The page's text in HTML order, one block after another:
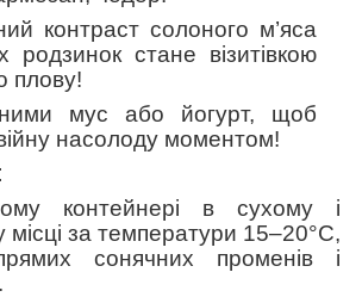
контраст солоного м’яса
родзинок стане візитівкою
плову!
мус або йогурт, щоб
насолоду моментом!
контейнері в сухому і
за температури 15–20°C,
сонячних променів і